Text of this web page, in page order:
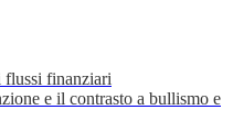
flussi finanziari
e il contrasto a bullismo e